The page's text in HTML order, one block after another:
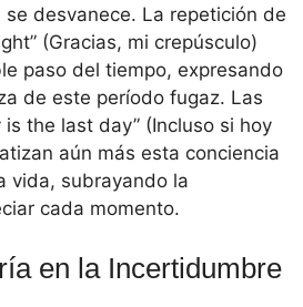
desvanece. La repetición de
(Gracias, mi crepúsculo)
paso del tiempo, expresando
de este período fugaz. Las
is the last day” (Incluso si hoy
aún más esta conciencia
vida, subrayando la
cada momento.
en la Incertidumbre